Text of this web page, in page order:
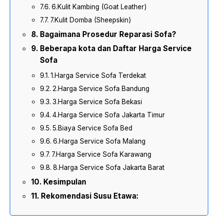
6.Kulit Kambing (Goat Leather)
7.Kulit Domba (Sheepskin)
Bagaimana Prosedur Reparasi Sofa?
Beberapa kota dan Daftar Harga Service
Sofa
1.Harga Service Sofa Terdekat
2.Harga Service Sofa Bandung
3.Harga Service Sofa Bekasi
4.Harga Service Sofa Jakarta Timur
5.Biaya Service Sofa Bed
6.Harga Service Sofa Malang
7.Harga Service Sofa Karawang
8.Harga Service Sofa Jakarta Barat
Kesimpulan
Rekomendasi Susu Etawa: